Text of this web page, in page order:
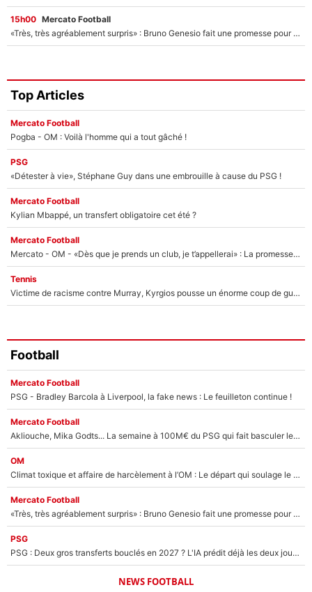
15h00 Mercato Football
«Très, très agréablement surpris» : Bruno Genesio fait une promesse pour la suite du mercato de l’OM et rassure les supporters
Top Articles
Mercato Football
Pogba - OM : Voilà l'homme qui a tout gâché !
PSG
«Détester à vie», Stéphane Guy dans une embrouille à cause du PSG !
Mercato Football
Kylian Mbappé, un transfert obligatoire cet été ?
Mercato Football
Mercato - OM - «Dès que je prends un club, je t’appellerai» : La promesse de Marcelino au moment de claquer la porte
Tennis
Victime de racisme contre Murray, Kyrgios pousse un énorme coup de gueule !
Football
Mercato Football
PSG - Bradley Barcola à Liverpool, la fake news : Le feuilleton continue !
Mercato Football
Akliouche, Mika Godts... La semaine à 100M€ du PSG qui fait basculer le mercato du PSG !
OM
Climat toxique et affaire de harcèlement à l’OM : Le départ qui soulage le vestiaire de Bruno Genesio
Mercato Football
«Très, très agréablement surpris» : Bruno Genesio fait une promesse pour la suite du mercato de l’OM et rassure les supporters
PSG
PSG : Deux gros transferts bouclés en 2027 ? L'IA prédit déjà les deux joueurs qui pourraient rejoindre Luis Enrique !
NEWS FOOTBALL